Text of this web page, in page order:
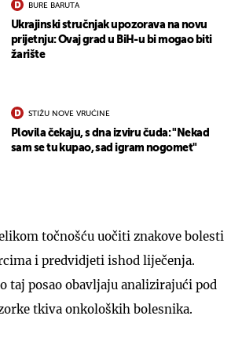
BURE BARUTA
Ukrajinski stručnjak upozorava na novu
prijetnju: Ovaj grad u BiH-u bi mogao biti
žarište
STIŽU NOVE VRUĆINE
Plovila čekaju, s dna izviru čuda: "Nekad
sam se tu kupao, sad igram nogomet"
točnošću uočiti znakove bolesti
i predvidjeti ishod liječenja.
taj posao obavljaju analizirajući pod
tkiva onkoloških bolesnika.